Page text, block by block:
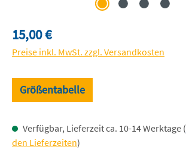
Regulärer Preis:
15,00 €
Preise inkl. MwSt. zzgl. Versandkosten
Größentabelle
Verfügbar, Lieferzeit ca. 10-14 Werktage (
den Lieferzeiten)